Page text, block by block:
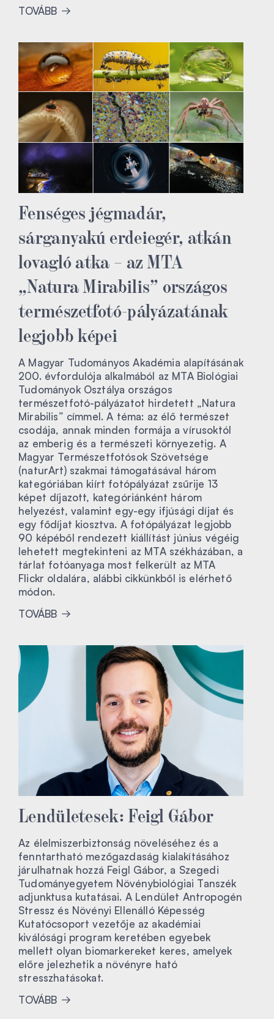
TOVÁBB
Fenséges jégmadár,
sárganyakú erdeiegér, atkán
lovagló atka – az MTA
„Natura Mirabilis” országos
természetfotó-pályázatának
legjobb képei
A Magyar Tudományos Akadémia alapításának
200. évfordulója alkalmából az MTA Biológiai
Tudományok Osztálya országos
természetfotó-pályázatot hirdetett „Natura
Mirabilis” címmel. A téma: az élő természet
csodája, annak minden formája a vírusoktól
az emberig és a természeti környezetig. A
Magyar Természetfotósok Szövetsége
(naturArt) szakmai támogatásával három
kategóriában kiírt fotópályázat zsűrije 13
képet díjazott, kategóriánként három
helyezést, valamint egy-egy ifjúsági díjat és
egy fődíjat kiosztva. A fotópályázat legjobb
90 képéből rendezett kiállítást június végéig
lehetett megtekinteni az MTA székházában, a
tárlat fotóanyaga most felkerült az MTA
Flickr oldalára, alábbi cikkünkből is elérhető
módon.
TOVÁBB
Lendületesek: Feigl Gábor
Az élelmiszerbiztonság növeléséhez és a
fenntartható mezőgazdaság kialakításához
járulhatnak hozzá Feigl Gábor, a Szegedi
Tudományegyetem Növénybiológiai Tanszék
adjunktusa kutatásai. A Lendület Antropogén
Stressz és Növényi Ellenálló Képesség
Kutatócsoport vezetője az akadémiai
kiválósági program keretében egyebek
mellett olyan biomarkereket keres, amelyek
előre jelezhetik a növényre ható
stresszhatásokat.
TOVÁBB